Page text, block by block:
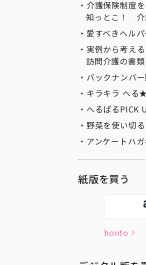
介護保険制度
知っとこ！ 介
愛すべきヘル
実例から考える
訪問介護の書
バックナンバ
キラキラ へる
へるぱるPICK
野菜を使い切
アンケートハ
紙版を買う
honto